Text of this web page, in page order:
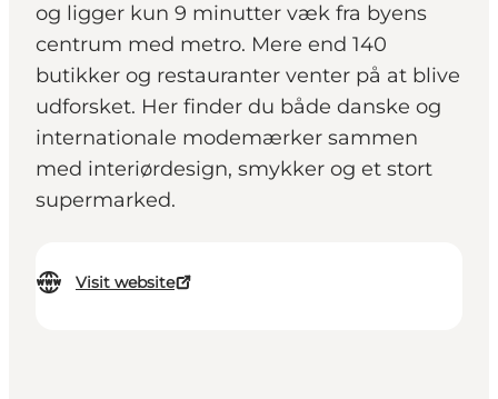
og ligger kun 9 minutter væk fra byens
centrum med metro. Mere end 140
butikker og restauranter venter på at blive
udforsket. Her finder du både danske og
internationale modemærker sammen
med interiørdesign, smykker og et stort
supermarked.
Visit website